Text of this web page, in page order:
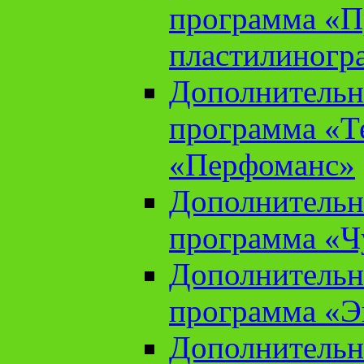
программа
программа
«Перфоманс»
программа
программа